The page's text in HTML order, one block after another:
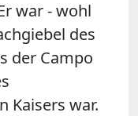
war - wohl
des
der Campo
Kaisers war.